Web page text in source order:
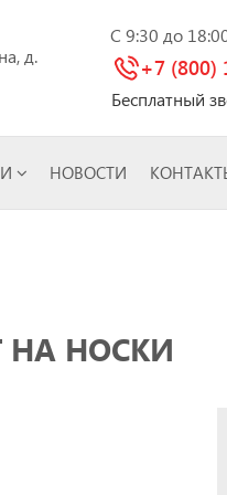
д.
C 9:30 до
+7 (800)
Бесплатный
НОВОСТИ
НА НОСКИ